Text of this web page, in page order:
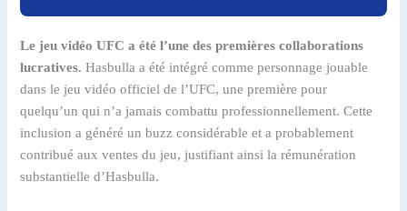
Le jeu vidéo UFC a été l’une des premières collaborations
lucratives. Hasbulla a été intégré comme personnage jouable
dans le jeu vidéo officiel de l’UFC, une première pour
quelqu’un qui n’a jamais combattu professionnellement. Cette
inclusion a généré un buzz considérable et a probablement
contribué aux ventes du jeu, justifiant ainsi la rémunération
substantielle d’Hasbulla.